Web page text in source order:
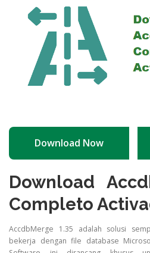
Download Now
Download
Completo
AccdbMerge 1.35 adalah solusi
bekerja dengan file database